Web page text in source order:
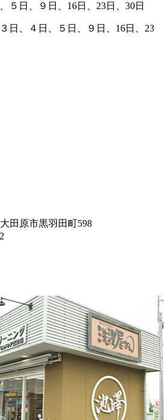
５日、９日、16日、23日、30日
日、４日、５日、９日、16日、23
田原市黒羽田町598